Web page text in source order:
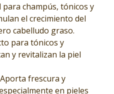
para champús, tónicos y
el crecimiento del
cabelludo graso.
para tónicos y
y revitalizan la piel
Aporta frescura y
en pieles